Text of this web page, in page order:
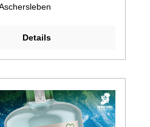
Details